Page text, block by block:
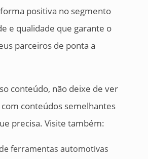
positiva no segmento
e qualidade que garante o
parceiros de ponta a
conteúdo, não deixe de ver
com conteúdos semelhantes
precisa. Visite também:
ferramentas automotivas